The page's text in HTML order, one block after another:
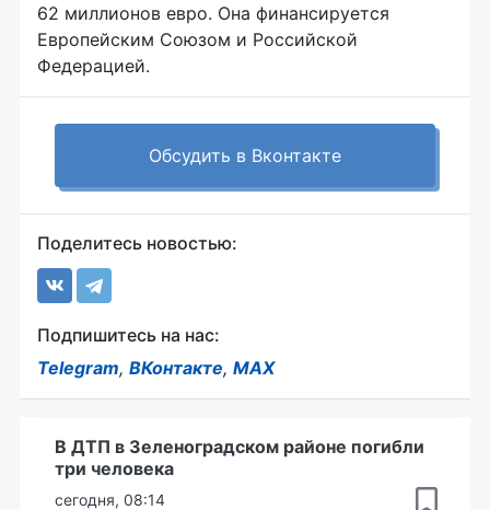
62 миллионов евро. Она финансируется
Европейским Союзом и Российской
Федерацией.
Обсудить в Вконтакте
Поделитесь новостью:
Подпишитесь на нас:
Telegram, ВКонтакте, MAX
В ДТП в Зеленоградском районе погибли
три человека
сегодня, 08:14